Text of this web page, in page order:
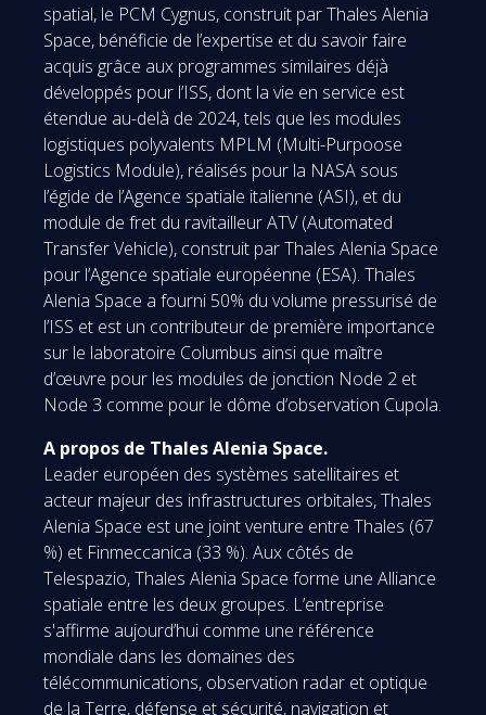
spatial, le PCM Cygnus, construit par Thales Alenia
Space, bénéficie de l’expertise et du savoir faire
acquis grâce aux programmes similaires déjà
développés pour l’ISS, dont la vie en service est
étendue au-delà de 2024, tels que les modules
logistiques polyvalents MPLM (Multi-Purpoose
Logistics Module), réalisés pour la NASA sous
l’égide de l’Agence spatiale italienne (ASI), et du
module de fret du ravitailleur ATV (Automated
Transfer Vehicle), construit par Thales Alenia Space
pour l’Agence spatiale européenne (ESA). Thales
Alenia Space a fourni 50% du volume pressurisé de
l’ISS et est un contributeur de première importance
sur le laboratoire Columbus ainsi que maître
d’œuvre pour les modules de jonction Node 2 et
Node 3 comme pour le dôme d’observation Cupola.
A propos de Thales Alenia Space.
Leader européen des systèmes satellitaires et
acteur majeur des infrastructures orbitales, Thales
Alenia Space est une joint venture entre Thales (67
%) et Finmeccanica (33 %). Aux côtés de
Telespazio, Thales Alenia Space forme une Alliance
spatiale entre les deux groupes. L’entreprise
s'affirme aujourd’hui comme une référence
mondiale dans les domaines des
télécommunications, observation radar et optique
de la Terre, défense et sécurité, navigation et